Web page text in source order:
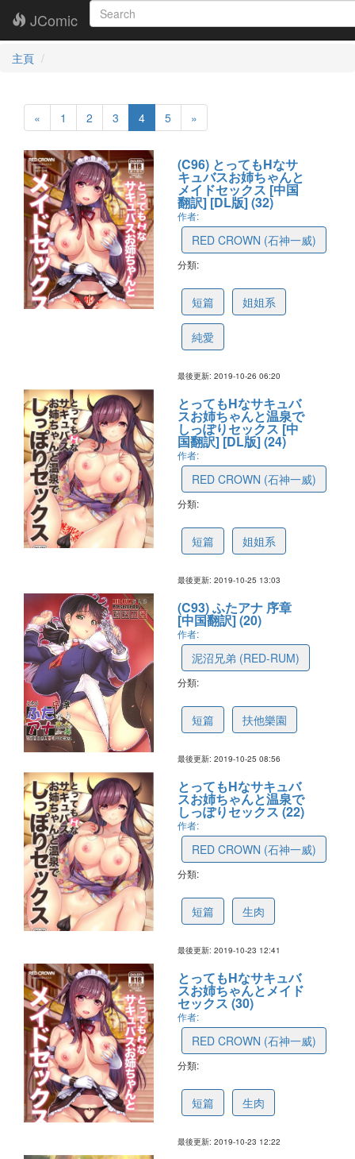
JComic
主頁
« 1 2 3 4 5 »
(C96) とってもHなサ
キュバスお姉ちゃんと
メイドセックス [中国
翻訳] [DL版] (32)
作者:
RED CROWN (石神一威)
分類:
短篇 姐姐系
純愛
最後更新: 2019-10-26 06:20
とってもHなサキュバ
スお姉ちゃんと温泉で
しっぽりセックス [中
国翻訳] [DL版] (24)
作者:
RED CROWN (石神一威)
分類:
短篇 姐姐系
最後更新: 2019-10-25 13:03
(C93) ふたアナ 序章
[中国翻訳] (20)
作者:
泥沼兄弟 (RED-RUM)
分類:
短篇 扶他樂園
最後更新: 2019-10-25 08:56
とってもHなサキュバ
スお姉ちゃんと温泉で
しっぽりセックス (22)
作者:
RED CROWN (石神一威)
分類:
短篇 生肉
最後更新: 2019-10-23 12:41
とってもHなサキュバ
スお姉ちゃんとメイド
セックス (30)
作者:
RED CROWN (石神一威)
分類:
短篇 生肉
最後更新: 2019-10-23 12:22